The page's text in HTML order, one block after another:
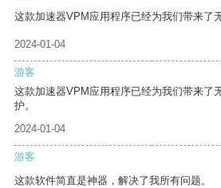
这款加速器VPM应用程序已经为我们带来了
2024-01-04
游客
这款加速器VPM应用程序已经为我们带来了
护。
2024-01-04
游客
这款软件简直是神器，解决了我所有问题。